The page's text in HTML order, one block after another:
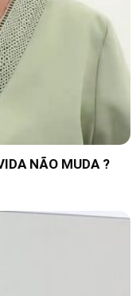
NÃO MUDA ?